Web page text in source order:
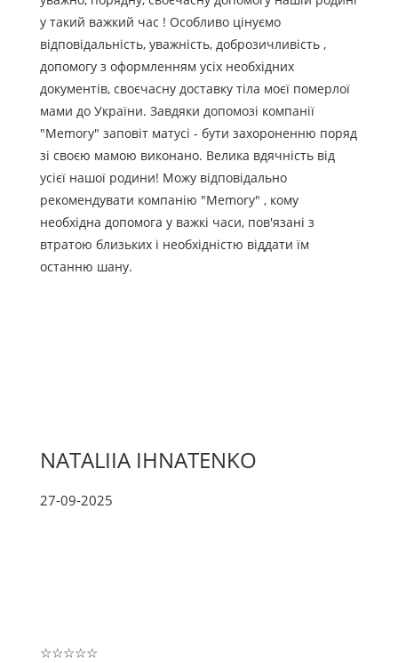
у такий важкий час ! Особливо цінуємо
відповідальність, уважність, доброзичливість ,
допомогу з оформленням усіх необхідних
документів, своєчасну доставку тіла моєї померлої
мами до України. Завдяки допомозі компанії
"Memory" заповіт матусі - бути захороненню поряд
зі своєю мамою виконано. Велика вдячність від
усієї нашої родини! Можу відповідально
рекомендувати компанію "Memory" , кому
необхідна допомога у важкі часи, пов'язані з
втратою близьких і необхідністю віддати їм
останню шану.
NATALIIA IHNATENKO
27-09-2025
☆☆☆☆☆